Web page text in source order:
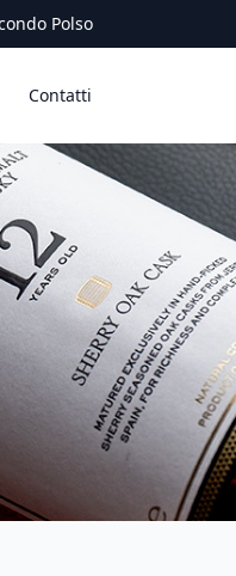
Polso
Contatti